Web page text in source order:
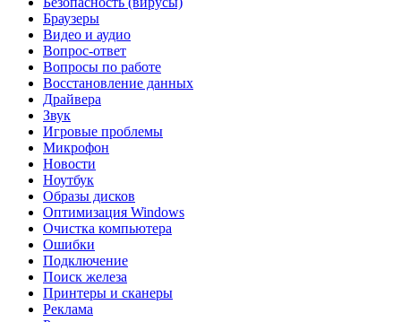
Браузеры
Видео и аудио
Вопрос-ответ
Вопросы по работе
Восстановление данных
Драйвера
Звук
Игровые проблемы
Микрофон
Новости
Ноутбук
Образы дисков
Оптимизация Windows
Очистка компьютера
Ошибки
Подключение
Поиск железа
Принтеры и сканеры
Реклама